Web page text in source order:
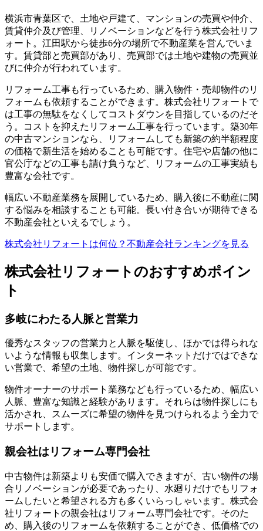
横浜市青葉区で、土地や戸建て、マンションの売買や仲介、
賃貸仲介及び管理、リノベーションなどを行う株式会社リフ
ォート。江田駅から徒歩6分の場所で不動産業を営んでいま
す。賃貸部と売買部があり、売買部では土地や建物の売買並
びに仲介が行われています。
リフォーム工事も行っているため、購入物件・売却物件のリ
フォームも依頼することができます。株式会社リフォートで
は工事の無駄をなくしてコストダウンを目指しているのだそ
う。コストを抑えたリフォーム工事を行っています。築30年
の中古マンションなら、リフォームしても新築の約半額程度
の価格で新生活を始めることも可能です。住宅や店舗の他に
官公庁などの工事も請け負うなど、リフォームの工事実績も
豊富な会社です。
幅広い不動産業務を展開しているため、購入後に不動産に関
する悩みを相談することも可能。長い付き合いが期待できる
不動産会社といえるでしょう。
株式会社リフォートは何位？不動産会社ランキングを見る
株式会社リフォートのおすすめポイン
ト
多岐にわたる人脈と営業力
優秀なスタッフの営業力と人脈を駆使し、ほかでは得られな
いような情報も収集します。インターネットだけではできな
い営業で、希望の土地、物件探しが可能です。
物件オーナーのサポート業務なども行っているため、幅広い
人脈、豊富な知識と経験があります。それらは物件探しにも
活かされ、スムーズに希望の物件を見つけられるよう全力で
サポートします。
親会社はリフォーム専門会社
中古物件は新築よりも安価で購入できますが、古い物件の場
合リノベーションが必要であったり、水廻りだけでもリフォ
ームしたいと希望される方も多くいらっしゃいます。株式会
社リフォートの親会社はリフォーム専門会社です。そのた
め、購入後のリフォームを依頼することができ、低価格での